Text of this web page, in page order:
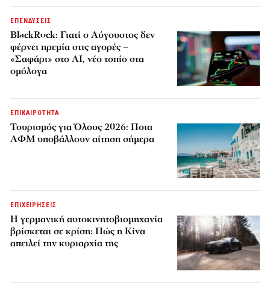
ΕΠΕΝΔΥΣΕΙΣ
BlackRock: Γιατί ο Αύγουστος δεν
φέρνει ηρεμία στις αγορές –
«Σαφάρι» στο AI, νέο τοπίο στα
ομόλογα
ΕΠΙΚΑΙΡΟΤΗΤΑ
Τουρισμός για Όλους 2026: Ποια
ΑΦΜ υποβάλλουν αίτηση σήμερα
ΕΠΙΧΕΙΡΗΣΕΙΣ
Η γερμανική αυτοκινητοβιομηχανία
βρίσκεται σε κρίση: Πώς η Κίνα
απειλεί την κυριαρχία της